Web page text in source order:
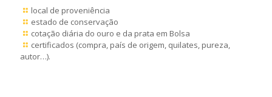
local de proveniência
estado de conservação
cotação diária do ouro e da prata em Bolsa
certificados (compra, país de origem, quilates, pureza,
autor…).